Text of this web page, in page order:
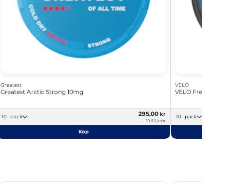
Greatest
Greatest Arctic Strong 10mg
10 -pack 295,00 kr
29,50 kr/st
Köp
VELO
VELO Freezing
10 -pack